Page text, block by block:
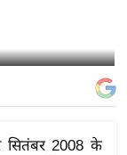
सितंबर 2008 के